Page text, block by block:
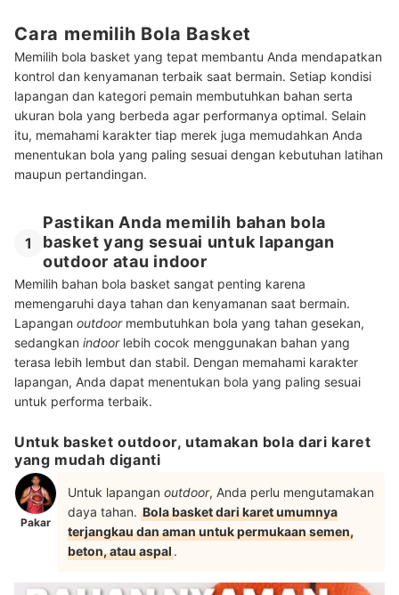
Cara memilih Bola Basket
Memilih bola basket yang tepat membantu Anda mendapatkan
kontrol dan kenyamanan terbaik saat bermain. Setiap kondisi
lapangan dan kategori pemain membutuhkan bahan serta
ukuran bola yang berbeda agar performanya optimal. Selain
itu, memahami karakter tiap merek juga memudahkan Anda
menentukan bola yang paling sesuai dengan kebutuhan latihan
maupun pertandingan.
1
Pastikan Anda memilih bahan bola
basket yang sesuai untuk lapangan
outdoor atau indoor
Memilih bahan bola basket sangat penting karena
memengaruhi daya tahan dan kenyamanan saat bermain.
Lapangan outdoormembutuhkan bola yang tahan gesekan,
sedangkan indoorlebih cocok menggunakan bahan yang
terasa lebih lembut dan stabil. Dengan memahami karakter
lapangan, Anda dapat menentukan bola yang paling sesuai
untuk performa terbaik.
Untuk basket outdoor, utamakan bola dari karet
yang mudah diganti
Pakar
Untuk lapangan outdoor, Anda perlu mengutamakan
daya tahan. Bola basket dari karet umumnya
terjangkau dan aman untuk permukaan semen,
beton, atau aspal.